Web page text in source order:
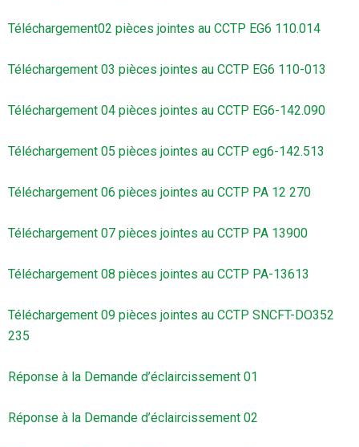
Téléchargement02 pièces jointes au CCTP EG6 110.014
Téléchargement 03 pièces jointes au CCTP EG6 110-013
Téléchargement 04 pièces jointes au CCTP EG6-142.090
Téléchargement 05 pièces jointes au CCTP eg6-142.513
Téléchargement 06 pièces jointes au CCTP PA 12 270
Téléchargement 07 pièces jointes au CCTP PA 13900
Téléchargement 08 pièces jointes au CCTP PA-13613
Téléchargement 09 pièces jointes au CCTP SNCFT-DO352
235
Réponse à la Demande d’éclaircissement 01
Réponse à la Demande d’éclaircissement 02